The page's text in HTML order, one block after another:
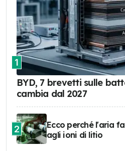
1
BYD, 7 brevetti sulle
cambia dal 2027
2
Ecco perché l'aria
agli ioni di litio